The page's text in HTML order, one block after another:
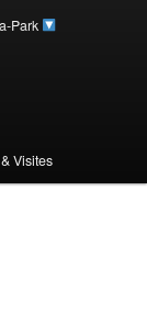
Park
Visites